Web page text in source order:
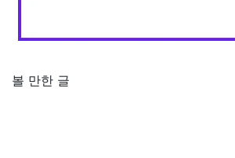
볼 만한 글